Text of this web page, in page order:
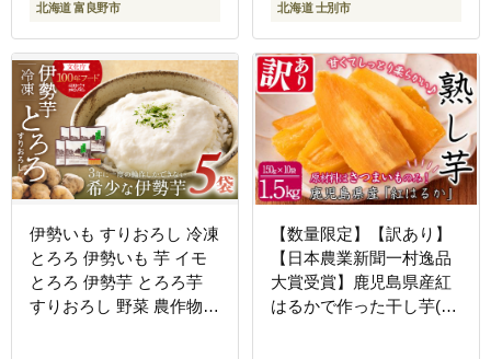
北海道 富良野市
リ】【A7136】
北海道 士別市
伊勢いも すりおろし 冷凍
とろろ 伊勢いも 芋 イモ
とろろ 伊勢芋 とろろ芋
すりおろし 野菜 農作物
【数量限定】【訳あり】
【日本農業新聞一村逸品
大賞受賞】鹿児島県産紅
はるかで作った干し芋(熟